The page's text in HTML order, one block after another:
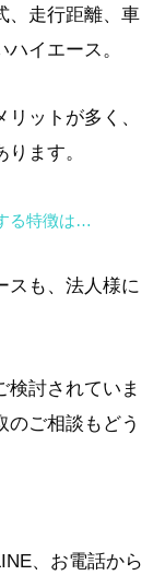
、走行距離、車
イエース。
ットが多く、
ます。
る特徴は…
スも、法人様に
検討されていま
のご相談もどう
、お電話から